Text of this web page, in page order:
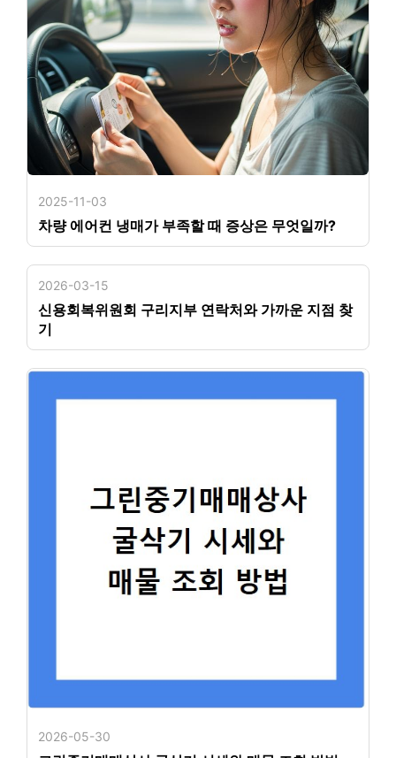
2025-11-03
차량 에어컨 냉매가 부족할 때 증상은 무엇일까?
2026-03-15
신용회복위원회 구리지부 연락처와 가까운 지점 찾
기
2026-05-30